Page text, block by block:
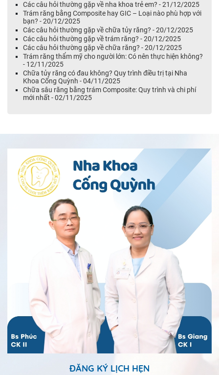
Các câu hỏi thường gặp về nha khoa trẻ em? - 21/12/2025
Trám răng bằng Composite hay GIC – Loại nào phù hợp với
bạn? - 20/12/2025
Các câu hỏi thường gặp về chữa tủy răng? - 20/12/2025
Các câu hỏi thường gặp về trám răng? - 20/12/2025
Các câu hỏi thường gặp về chữa răng? - 20/12/2025
Trám răng thẩm mỹ cho người lớn: Có nên thực hiện không?
- 12/11/2025
Chữa tủy răng có đau không? Quy trình điều trị tại Nha
Khoa Cống Quỳnh - 04/11/2025
Chữa sâu răng bằng trám Composite: Quy trình và chi phí
mới nhất - 02/11/2025
ĐĂNG KÝ LỊCH HẸN